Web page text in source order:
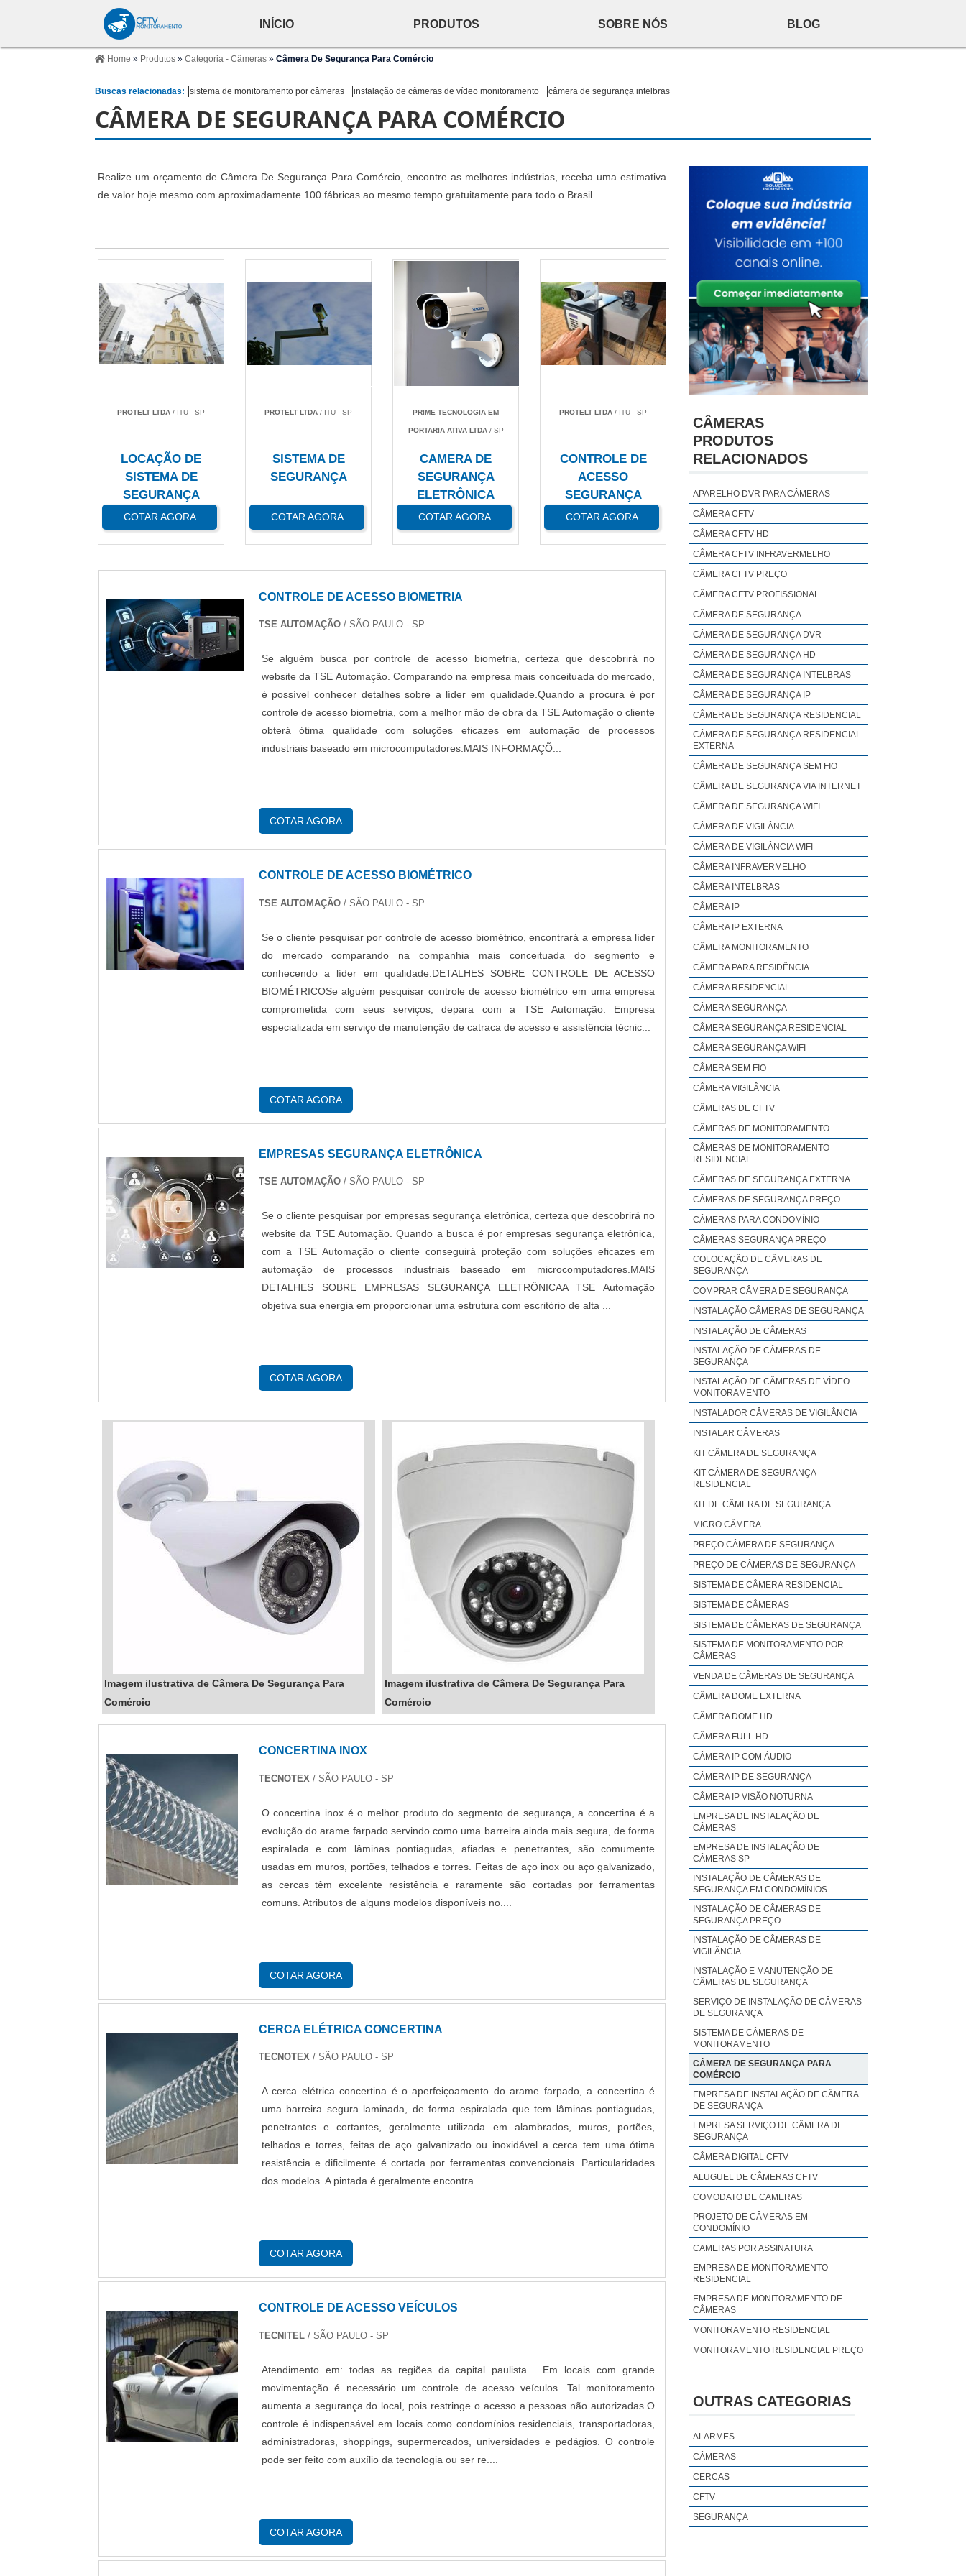
INÍCIO PRODUTOS SOBRE NÓS BLOG
Home » Produtos » Categoria - Câmeras » Câmera De Segurança Para Comércio
Buscas relacionadas: sistema de monitoramento por câmeras instalação de câmeras de vídeo monitoramento câmera de segurança intelbras
CÂMERA DE SEGURANÇA PARA COMÉRCIO
Realize um orçamento de Câmera De Segurança Para Comércio, encontre as melhores indústrias, receba uma estimativa
de valor hoje mesmo com aproximadamente 100 fábricas ao mesmo tempo gratuitamente para todo o Brasil
PROTELT LTDA / ITU - SP
LOCAÇÃO DE
SISTEMA DE
SEGURANÇA
COTAR AGORA
PROTELT LTDA / ITU - SP
SISTEMA DE
SEGURANÇA
COTAR AGORA
PRIME TECNOLOGIA EM
PORTARIA ATIVA LTDA/ SP
CAMERA DE
SEGURANÇA
ELETRÔNICA
COTAR AGORA
PROTELT LTDA / ITU - SP
CONTROLE DE
ACESSO
SEGURANÇA
COTAR AGORA
CONTROLE DE ACESSO BIOMETRIA
TSE AUTOMAÇÃO / SÃO PAULO - SP
Se alguém busca por controle de acesso biometria, certeza que descobrirá no
website da TSE Automação. Comparando na empresa mais conceituada do mercado,
é possível conhecer detalhes sobre a líder em qualidade.Quando a procura é por
controle de acesso biometria, com a melhor mão de obra da TSE Automação o cliente
obterá ótima qualidade com soluções eficazes em automação de processos
industriais baseado em microcomputadores.MAIS INFORMAÇÕ...
COTAR AGORA
CONTROLE DE ACESSO BIOMÉTRICO
TSE AUTOMAÇÃO / SÃO PAULO - SP
Se o cliente pesquisar por controle de acesso biométrico, encontrará a empresa líder
do mercado comparando na companhia mais conceituada do segmento e
conhecendo a líder em qualidade.DETALHES SOBRE CONTROLE DE ACESSO
BIOMÉTRICOSe alguém pesquisar controle de acesso biométrico em uma empresa
comprometida com seus serviços, depara com a TSE Automação. Empresa
especializada em serviço de manutenção de catraca de acesso e assistência técnic...
COTAR AGORA
EMPRESAS SEGURANÇA ELETRÔNICA
TSE AUTOMAÇÃO / SÃO PAULO - SP
Se o cliente pesquisar por empresas segurança eletrônica, certeza que descobrirá no
website da TSE Automação. Quando a busca é por empresas segurança eletrônica,
com a TSE Automação o cliente conseguirá proteção com soluções eficazes em
automação de processos industriais baseado em microcomputadores.MAIS
DETALHES SOBRE EMPRESAS SEGURANÇA ELETRÔNICAA TSE Automação
objetiva sua energia em proporcionar uma estrutura com escritório de alta ...
COTAR AGORA
Imagem ilustrativa de Câmera De Segurança Para
Comércio
Imagem ilustrativa de Câmera De Segurança Para
Comércio
CONCERTINA INOX
TECNOTEX / SÃO PAULO - SP
O concertina inox é o melhor produto do segmento de segurança, a concertina é a
evolução do arame farpado servindo como uma barreira ainda mais segura, de forma
espiralada e com lâminas pontiagudas, afiadas e penetrantes, são comumente
usadas em muros, portões, telhados e torres. Feitas de aço inox ou aço galvanizado,
as cercas têm excelente resistência e raramente são cortadas por ferramentas
comuns. Atributos de alguns modelos disponíveis no....
COTAR AGORA
CERCA ELÉTRICA CONCERTINA
TECNOTEX/ SÃO PAULO - SP
A cerca elétrica concertina é o aperfeiçoamento do arame farpado, a concertina é
uma barreira segura laminada, de forma espiralada que tem lâminas pontiagudas,
penetrantes e cortantes, geralmente utilizada em alambrados, muros, portões,
telhados e torres, feitas de aço galvanizado ou inoxidável a cerca tem uma ótima
resistência e dificilmente é cortada por ferramentas convencionais. Particularidades
dos modelos A pintada é geralmente encontra....
COTAR AGORA
CONTROLE DE ACESSO VEÍCULOS
TECNITEL/ SÃO PAULO - SP
Atendimento em: todas as regiões da capital paulista. Em locais com grande
movimentação é necessário um controle de acesso veículos. Tal monitoramento
aumenta a segurança do local, pois restringe o acesso a pessoas não autorizadas.O
controle é indispensável em locais como condomínios residenciais, transportadoras,
administradoras, shoppings, supermercados, universidades e pedágios. O controle
pode ser feito com auxílio da tecnologia ou ser re....
COTAR AGORA
CÂMERAS
PRODUTOS
RELACIONADOS
APARELHO DVR PARA CÂMERAS
CÂMERA CFTV
CÂMERA CFTV HD
CÂMERA CFTV INFRAVERMELHO
CÂMERA CFTV PREÇO
CÂMERA CFTV PROFISSIONAL
CÂMERA DE SEGURANÇA
CÂMERA DE SEGURANÇA DVR
CÂMERA DE SEGURANÇA HD
CÂMERA DE SEGURANÇA INTELBRAS
CÂMERA DE SEGURANÇA IP
CÂMERA DE SEGURANÇA RESIDENCIAL
CÂMERA DE SEGURANÇA RESIDENCIAL
EXTERNA
CÂMERA DE SEGURANÇA SEM FIO
CÂMERA DE SEGURANÇA VIA INTERNET
CÂMERA DE SEGURANÇA WIFI
CÂMERA DE VIGILÂNCIA
CÂMERA DE VIGILÂNCIA WIFI
CÂMERA INFRAVERMELHO
CÂMERA INTELBRAS
CÂMERA IP
CÂMERA IP EXTERNA
CÂMERA MONITORAMENTO
CÂMERA PARA RESIDÊNCIA
CÂMERA RESIDENCIAL
CÂMERA SEGURANÇA
CÂMERA SEGURANÇA RESIDENCIAL
CÂMERA SEGURANÇA WIFI
CÂMERA SEM FIO
CÂMERA VIGILÂNCIA
CÂMERAS DE CFTV
CÂMERAS DE MONITORAMENTO
CÂMERAS DE MONITORAMENTO
RESIDENCIAL
CÂMERAS DE SEGURANÇA EXTERNA
CÂMERAS DE SEGURANÇA PREÇO
CÂMERAS PARA CONDOMÍNIO
CÂMERAS SEGURANÇA PREÇO
COLOCAÇÃO DE CÂMERAS DE
SEGURANÇA
COMPRAR CÂMERA DE SEGURANÇA
INSTALAÇÃO CÂMERAS DE SEGURANÇA
INSTALAÇÃO DE CÂMERAS
INSTALAÇÃO DE CÂMERAS DE
SEGURANÇA
INSTALAÇÃO DE CÂMERAS DE VÍDEO
MONITORAMENTO
INSTALADOR CÂMERAS DE VIGILÂNCIA
INSTALAR CÂMERAS
KIT CÂMERA DE SEGURANÇA
KIT CÂMERA DE SEGURANÇA
RESIDENCIAL
KIT DE CÂMERA DE SEGURANÇA
MICRO CÂMERA
PREÇO CÂMERA DE SEGURANÇA
PREÇO DE CÂMERAS DE SEGURANÇA
SISTEMA DE CÂMERA RESIDENCIAL
SISTEMA DE CÂMERAS
SISTEMA DE CÂMERAS DE SEGURANÇA
SISTEMA DE MONITORAMENTO POR
CÂMERAS
VENDA DE CÂMERAS DE SEGURANÇA
CÂMERA DOME EXTERNA
CÂMERA DOME HD
CÂMERA FULL HD
CÂMERA IP COM ÁUDIO
CÂMERA IP DE SEGURANÇA
CÂMERA IP VISÃO NOTURNA
EMPRESA DE INSTALAÇÃO DE
CÂMERAS
EMPRESA DE INSTALAÇÃO DE
CÂMERAS SP
INSTALAÇÃO DE CÂMERAS DE
SEGURANÇA EM CONDOMÍNIOS
INSTALAÇÃO DE CÂMERAS DE
SEGURANÇA PREÇO
INSTALAÇÃO DE CÂMERAS DE
VIGILÂNCIA
INSTALAÇÃO E MANUTENÇÃO DE
CÂMERAS DE SEGURANÇA
SERVIÇO DE INSTALAÇÃO DE CÂMERAS
DE SEGURANÇA
SISTEMA DE CÂMERAS DE
MONITORAMENTO
CÂMERA DE SEGURANÇA PARA
COMÉRCIO
EMPRESA DE INSTALAÇÃO DE CÂMERA
DE SEGURANÇA
EMPRESA SERVIÇO DE CÂMERA DE
SEGURANÇA
CÂMERA DIGITAL CFTV
ALUGUEL DE CÂMERAS CFTV
COMODATO DE CAMERAS
PROJETO DE CÂMERAS EM
CONDOMÍNIO
CAMERAS POR ASSINATURA
EMPRESA DE MONITORAMENTO
RESIDENCIAL
EMPRESA DE MONITORAMENTO DE
CÂMERAS
MONITORAMENTO RESIDENCIAL
MONITORAMENTO RESIDENCIAL PREÇO
OUTRAS CATEGORIAS
ALARMES
CÂMERAS
CERCAS
CFTV
SEGURANÇA